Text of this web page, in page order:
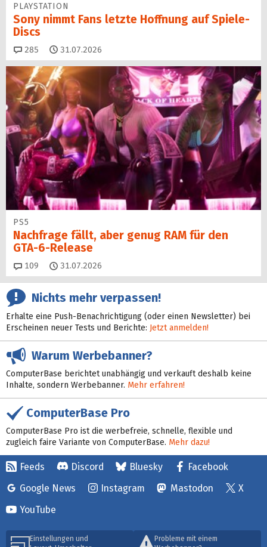
PLAYSTATION
Sony nimmt Fans letzte Hoffnung auf Spiele-
Discs
285 Kommentare
31.07.2026
PS5
Nachfrage fällt, aber genug RAM für den
GTA-6-Release
109 Kommentare
31.07.2026
Nichts mehr verpassen!
Erhalte eine Push-Benachrichtigung (oder einen Newsletter) bei
Erscheinen neuer Tests und Berichte: Jetzt anmelden!
Warum Werbebanner?
ComputerBase berichtet unabhängig und verkauft deshalb keine
Inhalte, sondern Werbebanner. Mehr erfahren!
ComputerBase Pro
ComputerBase Pro ist die werbefreie, schnelle, flexible und
zugleich faire Variante von ComputerBase. Mehr dazu!
Feeds Discord Bluesky
Facebook
Google News
Instagram Mastodon
X
YouTube
Einstellungen und
Probleme mit einem